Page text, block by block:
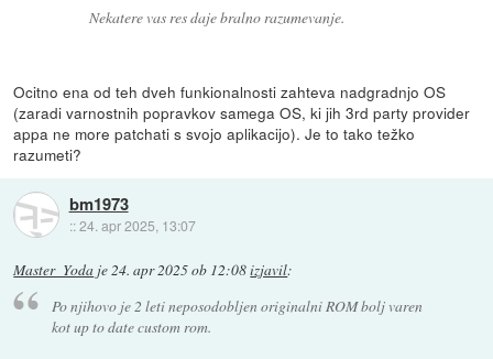
Nekatere vas res daje bralno razumevanje.
Ocitno ena od teh dveh funkionalnosti zahteva nadgradnjo OS
(zaradi varnostnih popravkov samega OS, ki jih 3rd party provider
appa ne more patchati s svojo aplikacijo). Je to tako težko
razumeti?
bm1973
::24. apr 2025, 13:07
Master_Yoda je24. apr 2025 ob 12:08izjavil:
Po njihovo je 2 leti neposodobljen originalni ROM bolj varen
kot up to date custom rom.